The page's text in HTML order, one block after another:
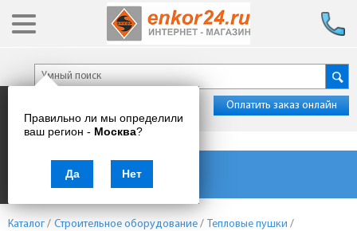
Правильно ли мы определили
ваш регион - Москва?
Да Нет
Оплатить заказ онлайн
Каталог товаров
Каталог / Строительное оборудование / Тепловые пушки /